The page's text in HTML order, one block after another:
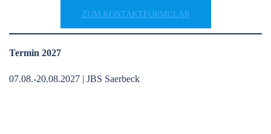
ZUM KONTAKTFORMULAR
Termin 2027
07.08.-20.08.2027 | JBS Saerbeck